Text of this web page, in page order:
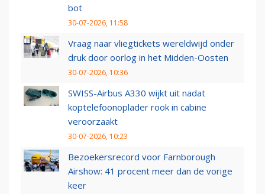
bot
30-07-2026, 11:58
Vraag naar vliegtickets wereldwijd onder
druk door oorlog in het Midden-Oosten
30-07-2026, 10:36
SWISS-Airbus A330 wijkt uit nadat
koptelefoonoplader rook in cabine
veroorzaakt
30-07-2026, 10:23
Bezoekersrecord voor Farnborough
Airshow: 41 procent meer dan de vorige
keer